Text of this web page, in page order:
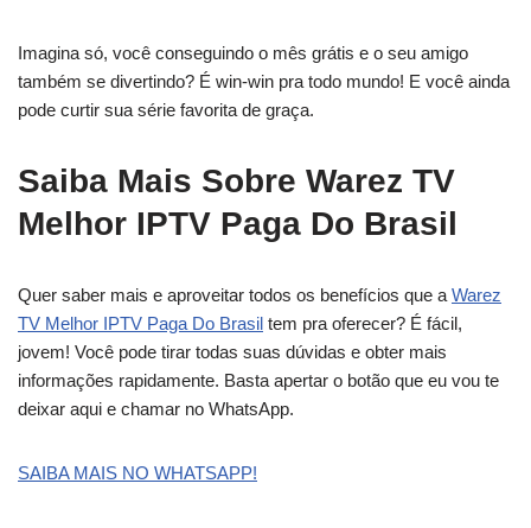
Imagina só, você conseguindo o mês grátis e o seu amigo
também se divertindo? É win-win pra todo mundo! E você ainda
pode curtir sua série favorita de graça.
Saiba Mais Sobre Warez TV
Melhor IPTV Paga Do Brasil
Quer saber mais e aproveitar todos os benefícios que a Warez
TV Melhor IPTV Paga Do Brasil tem pra oferecer? É fácil,
jovem! Você pode tirar todas suas dúvidas e obter mais
informações rapidamente. Basta apertar o botão que eu vou te
deixar aqui e chamar no WhatsApp.
SAIBA MAIS NO WHATSAPP!